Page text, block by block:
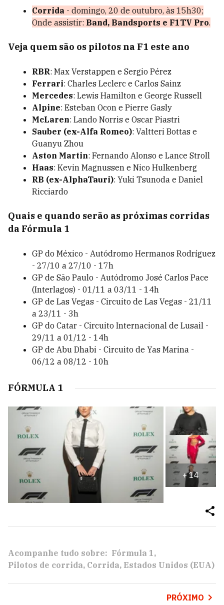
Corrida - domingo, 20 de outubro, às 15h30;
Onde assistir: Band, Bandsports e F1TV Pro.
Veja quem são os pilotos na F1 este ano
RBR: Max Verstappen e Sergio Pérez
Ferrari: Charles Leclerc e Carlos Sainz
Mercedes: Lewis Hamilton e George Russell
Alpine: Esteban Ocon e Pierre Gasly
McLaren: Lando Norris e Oscar Piastri
Sauber (ex-Alfa Romeo): Valtteri Bottas e
Guanyu Zhou
Aston Martin: Fernando Alonso e Lance Stroll
Haas: Kevin Magnussen e Nico Hulkenberg
RB (ex-AlphaTauri): Yuki Tsunoda e Daniel
Ricciardo
Quais e quando serão as próximas corridas
da Fórmula 1
GP do México - Autódromo Hermanos Rodríguez
- 27/10 a 27/10 - 17h
GP de São Paulo - Autódromo José Carlos Pace
(Interlagos) - 01/11 a 03/11 - 14h
GP de Las Vegas - Circuito de Las Vegas - 21/11
a 23/11 - 3h
GP do Catar - Circuito Internacional de Lusail -
29/11 a 01/12 - 14h
GP de Abu Dhabi - Circuito de Yas Marina -
06/12 a 08/12 - 10h
FÓRMULA 1
+14
Acompanhe tudo sobre: Fórmula 1
Pilotos de corrida Corrida Estados Unidos (EUA)
PRÓXIMO